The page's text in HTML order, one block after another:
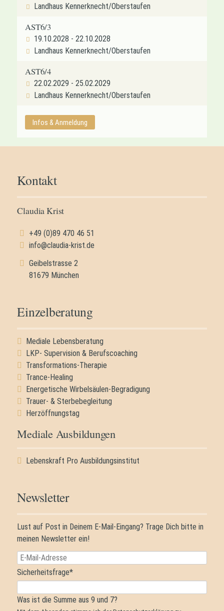
Landhaus Kennerknecht/Oberstaufen
AST6/3
19.10.2028 - 22.10.2028
Landhaus Kennerknecht/Oberstaufen
AST6/4
22.02.2029 - 25.02.2029
Landhaus Kennerknecht/Oberstaufen
Infos & Anmeldung
Kontakt
Claudia Krist
+49 (0)89 470 46 51
info@claudia-krist.de
Geibelstrasse 2
81679 München
Einzelberatung
Mediale Lebensberatung
LKP- Supervision & Berufscoaching
Transformations-Therapie
Trance-Healing
Energetische Wirbelsäulen-Begradigung
Trauer- & Sterbebegleitung
Herzöffnungstag
Mediale Ausbildungen
Navigation
Lebenskraft Pro Ausbildungsinstitut
Newsletter
Lust auf Post in Deinem E-Mail-Eingang? Trage Dich bitte in
meinen Newsletter ein!
E-
Mail-
Adresse
Pflichtfeld
Sicherheitsfrage*
Was ist die Summe aus 9 und 7?